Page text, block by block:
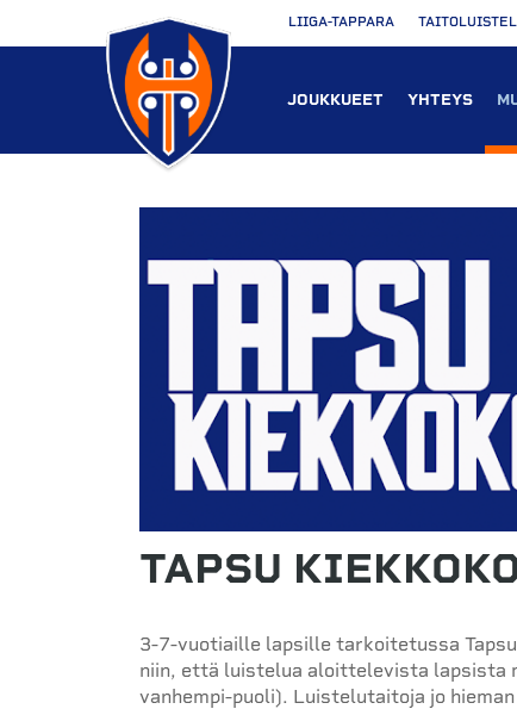
LIIGA-TAPPARA
JOUKKUEET YHTEYS
TAPSU
3-7-vuotiaille lapsille tarkoitetussa
niin, että luistelua aloittelevista lapsista
vanhempi-puoli). Luistelutaitoja jo